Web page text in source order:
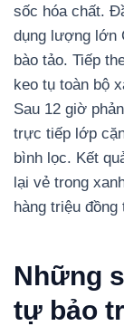
sốc hóa chất.
dụng lượng lớn
bào tảo. Tiếp
keo tụ toàn bộ
Sau 12 giờ
trực tiếp lớp
bình lọc. Kết
lại vẻ trong
hàng triệu
Những
tự bảo